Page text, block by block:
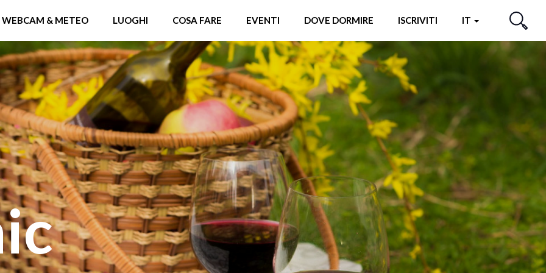
WEBCAM & METEO LUOGHI COSA FARE EVENTI DOVE DORMIRE ISCRIVITI IT
CERCA